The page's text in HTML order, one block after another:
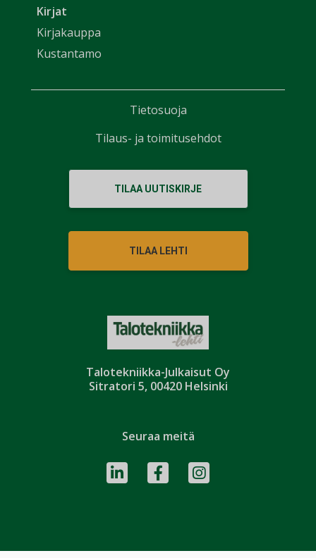
Talotekniikka-Julkaisut Oy
Sitratori 5, 00420 Helsinki
Kirjat
Kirjakauppa
Kustantamo
TILAA UUTISKIRJE
TILAA LEHTI
Seuraa meitä
Tietosuoja
Tilaus- ja toimitusehdot